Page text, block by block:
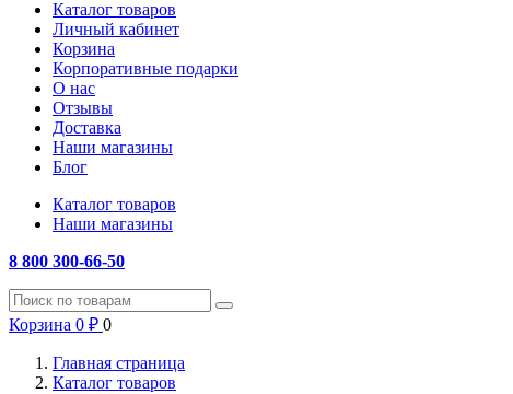
Каталог товаров
Личный кабинет
Корзина
Корпоративные подарки
О нас
Отзывы
Доставка
Наши магазины
Блог
Каталог товаров
Наши магазины
8 800 300-66-50
Корзина 0 ₽ 0
Главная страница
Каталог товаров